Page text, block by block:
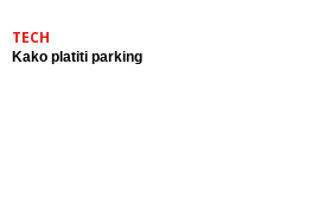
TECH
Kako platiti parking